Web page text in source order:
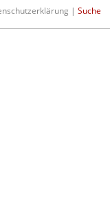
| Suche